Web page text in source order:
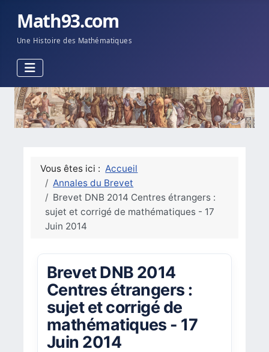
Math93.com
Une Histoire des Mathématiques
Vous êtes ici : Accueil
Annales du Brevet
Brevet DNB 2014 Centres étrangers :
sujet et corrigé de mathématiques - 17
Juin 2014
Brevet DNB 2014
Centres étrangers :
sujet et corrigé de
mathématiques - 17
Juin 2014